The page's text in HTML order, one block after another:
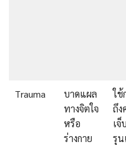
Trauma
บาดแผล
ทางจิตใจ
หรือ
ร่างกาย
ใช้
ถึง
เ
รุน